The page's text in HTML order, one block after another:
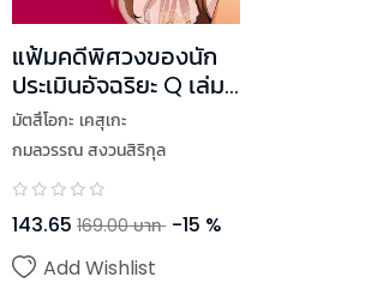
แฟ้มคดีพิศวงของนัก
ประเมินอัจฉริยะ Q เล่ม
5
มัตสึโอกะ เคสุเกะ
กมลวรรณ สงวนสิริกุล
143.65 169.00 บาท -15 %
Add Wishlist